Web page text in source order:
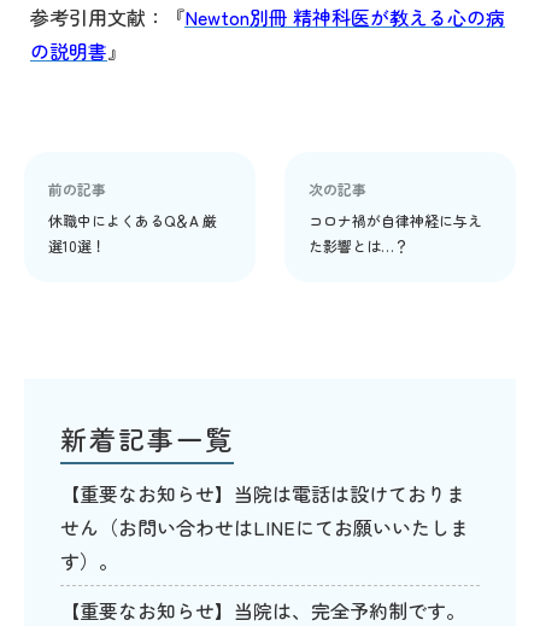
参考引用文献：『Newton別冊 精神科医が教える心の病
の説明書』
前の記事
休職中によくあるQ＆A 厳
選10選！
次の記事
コロナ禍が自律神経に与え
た影響とは…？
新着記事一覧
【重要なお知らせ】当院は電話は設けておりま
せん（お問い合わせはLINEにてお願いいたしま
す）。
【重要なお知らせ】当院は、完全予約制です。